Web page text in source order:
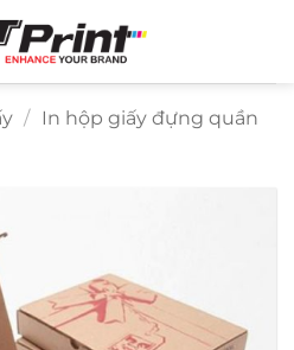
/ In hộp giấy đựng quần